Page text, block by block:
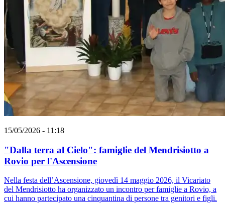
15/05/2026 - 11:18
"Dalla terra al Cielo": famiglie del Mendrisiotto a
Rovio per l'Ascensione
Nella festa dell’Ascensione, giovedì 14 maggio 2026, il Vicariato
del Mendrisiotto ha organizzato un incontro per famiglie a Rovio, a
cui hanno partecipato una cinquantina di persone tra genitori e figli.